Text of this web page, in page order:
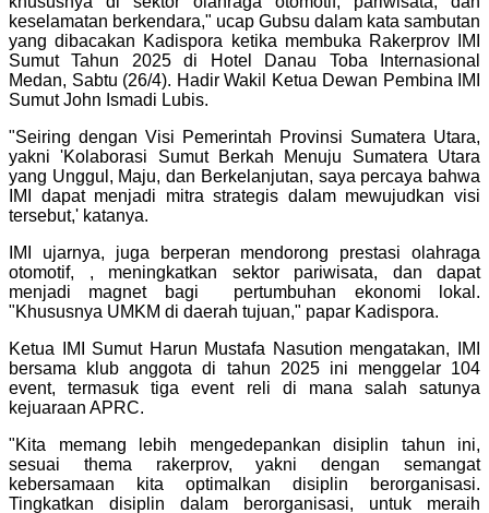
keselamatan berkendara," ucap Gubsu dalam kata sambutan
yang dibacakan Kadispora ketika membuka Rakerprov IMI
Sumut Tahun 2025 di Hotel Danau Toba Internasional
Medan, Sabtu (26/4). Hadir Wakil Ketua Dewan Pembina IMI
Sumut John Ismadi Lubis.
"Seiring dengan Visi Pemerintah Provinsi Sumatera Utara,
yakni 'Kolaborasi Sumut Berkah Menuju Sumatera Utara
yang Unggul, Maju, dan Berkelanjutan, saya percaya bahwa
IMI dapat menjadi mitra strategis dalam mewujudkan visi
tersebut,' katanya.
IMI ujarnya, juga berperan mendorong prestasi olahraga
otomotif, , meningkatkan sektor pariwisata, dan dapat
menjadi magnet bagi pertumbuhan ekonomi lokal.
"Khususnya UMKM di daerah tujuan," papar Kadispora.
Ketua IMI Sumut Harun Mustafa Nasution mengatakan, IMI
bersama klub anggota di tahun 2025 ini menggelar 104
event, termasuk tiga event reli di mana salah satunya
kejuaraan APRC.
"Kita memang lebih mengedepankan disiplin tahun ini,
sesuai thema rakerprov, yakni dengan semangat
kebersamaan kita optimalkan disiplin berorganisasi.
Tingkatkan disiplin dalam berorganisasi, untuk meraih